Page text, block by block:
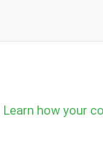
Learn how your